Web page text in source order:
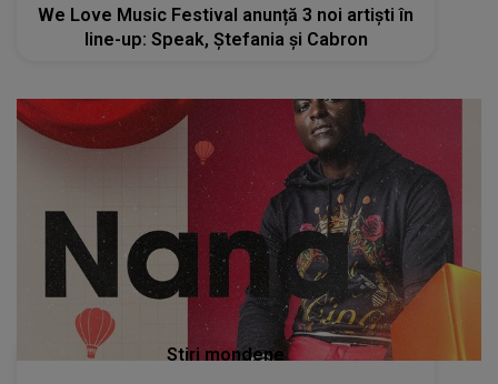
We Love Music Festival anunță 3 noi artiști în
line-up: Speak, Ștefania și Cabron
Stiri mondene